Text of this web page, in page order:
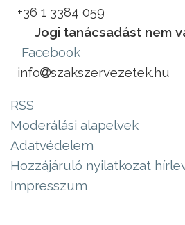
+36 1 3384 059
Jogi tanácsadást nem
Facebook
info
szakszervezetek.hu
RSS
Moderálási alapelvek
Adatvédelem
Hozzájáruló nyilatkozat
Impresszum